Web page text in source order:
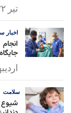
تیر ۲۲, ۱۴۰۵
اخبار
جایگاه
سلامت
شیوع